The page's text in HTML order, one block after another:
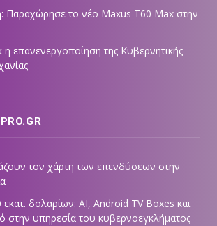
Παραχώρησε το νέο Maxus T60 Max στην
επανενεργοποίηση της Κυβερνητικής
τον χάρτη των επενδύσεων στην
δολαρίων: AI, Android TV Boxes και
στην υπηρεσία του κυβερνοεγκλήματος